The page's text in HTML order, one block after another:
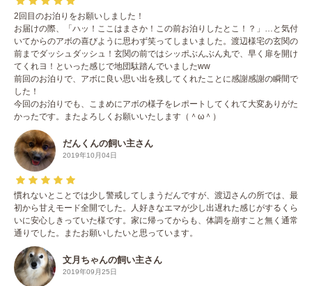
2回目のお泊りをお願いしました！
お届けの際、「ハッ！ここはまさか！この前お泊りしたとこ！？」…と気付
いてからのアボの喜びように思わず笑ってしまいました。渡辺様宅の玄関の
前までダッシュダッシュ！玄関の前ではシッポぶんぶん丸で、早く扉を開け
てくれヨ！といった感じで地団駄踏んでいましたww
前回のお泊りで、アボに良い思い出を残してくれたことに感謝感謝の瞬間で
した！
今回のお泊りでも、こまめにアボの様子をレポートしてくれて大変ありがた
かったです。またよろしくお願いいたします（＾ω＾）
だんくんの飼い主さん
2019年10月04日
慣れないとことでは少し警戒してしまうだんですが、渡辺さんの所では、最
初から甘えモード全開でした。人好きなエマが少し出遅れた感じがするくら
いに安心しきっていた様です。家に帰ってからも、体調を崩すこと無く通常
通りでした。またお願いしたいと思っています。
文月ちゃんの飼い主さん
2019年09月25日